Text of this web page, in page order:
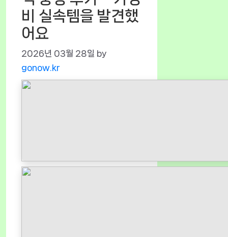
비 실속템을 발견했
어요
2026년 03월 28일 by
gonow.kr